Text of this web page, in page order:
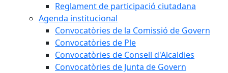
Reglament de participació ciutadana
Agenda institucional
Convocatòries de la Comissió de Govern
Convocatòries de Ple
Convocatòries de Consell d'Alcaldies
Convocatòries de Junta de Govern